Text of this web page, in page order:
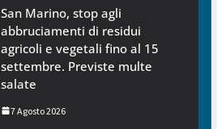
San Marino, stop agli
abbruciamenti di residui
agricoli e vegetali fino al 15
settembre. Previste multe
salate
7 Agosto 2026